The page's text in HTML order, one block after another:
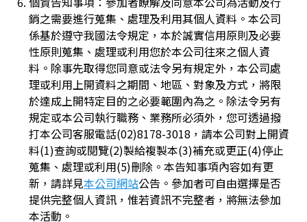
銷之需要進行蒐集、處理及利用其個人資料。本公司
係基於遵守我國法令規定，本於誠實信用原則及必要
性原則蒐集、處理或利用您於本公司往來之個人資
料。除事先取得您同意或法令另有規定外，本公司處
理或利用上開資料之期間、地區、對象及方式，將限
於達成上開特定目的之必要範圍內為之。除法令另有
規定或本公司執行職務、業務所必須外，您可透過撥
打本公司客服電話(02)8178-3018，請本公司對上開資
料(1)查詢或閱覽(2)製給複製本(3)補充或更正(4)停止
蒐集、處理或利用(5)刪除。本告知事項內容如有更
新，請詳見本公司網站公告。參加者可自由選擇是否
提供完整個人資訊，惟若資訊不完整者，將無法參加
本活動。